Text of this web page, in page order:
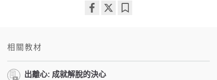
相關教材
出離心: 成就解脫的決心